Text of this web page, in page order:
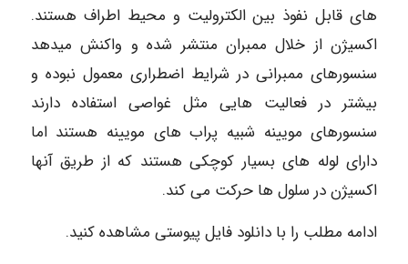
های قابل نفوذ بین الکترولیت و محیط اطراف هستند.
اکسیژن از خلال ممبران منتشر شده و واکنش میدهد
سنسورهای ممبرانی در شرایط اضطراری معمول نبوده و
بیشتر در فعالیت هایی مثل غواصی استفاده دارند
سنسورهای مویینه شبیه پراب های مویینه هستند اما
دارای لوله های بسیار کوچکی هستند که از طریق آنها
اکسیژن در سلول ها حرکت می کند.
ادامه مطلب را با دانلود فایل پیوستی مشاهده کنید.